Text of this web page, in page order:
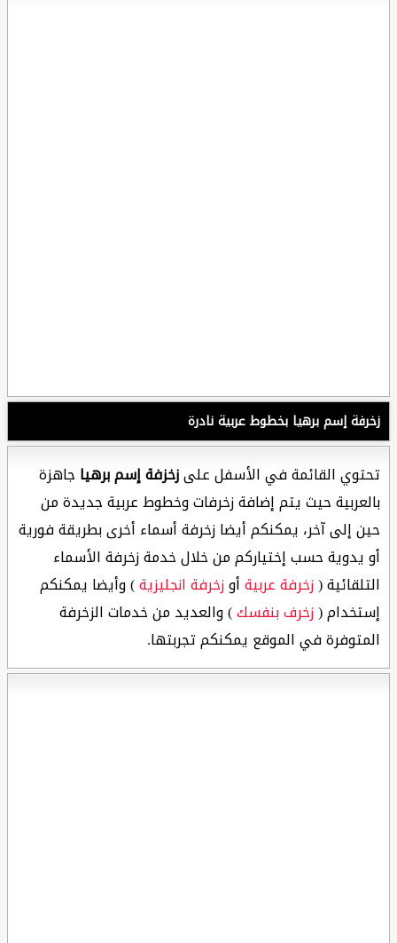
زخرفة إسم برهيا بخطوط عربية نادرة
تحتوي القائمة في الأسفل علىزخزفة إسم برهيا جاهزة
بالعربية حيث يتم إضافة زخرفات وخطوط عربية جديدة من
حين إلى آخر، يمكنكم أيضا زخرفة أسماء أخرى بطريقة فورية
أو يدوية حسب إختياركم من خلال خدمة زخرفة الأسماء
التلقائية (زخرفة عربيةأوزخرفة انجليزية) وأيضا يمكنكم
إستخدام (زخرف بنفسك) والعديد من خدمات الزخرفة
المتوفرة في الموقع يمكنكم تجربتها.